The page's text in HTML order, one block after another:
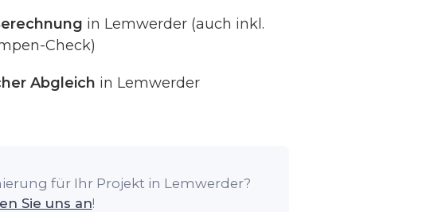
in Lemwerder (auch inkl.
Check)
Abgleich in Lemwerder
für Ihr Projekt in Lemwerder?
Sie uns an!